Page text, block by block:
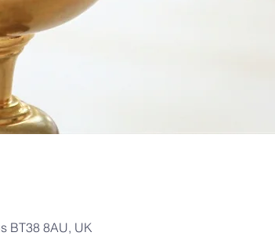
BT38 8AU, UK